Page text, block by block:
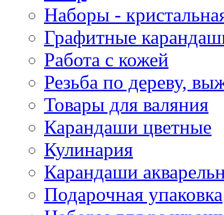
Наборы -
Графитные
Работа с кожей
Резьба по дереву,
Товары для валяния
Карандаши цветные
Кулинария
Карандаши
Подарочная упаковка